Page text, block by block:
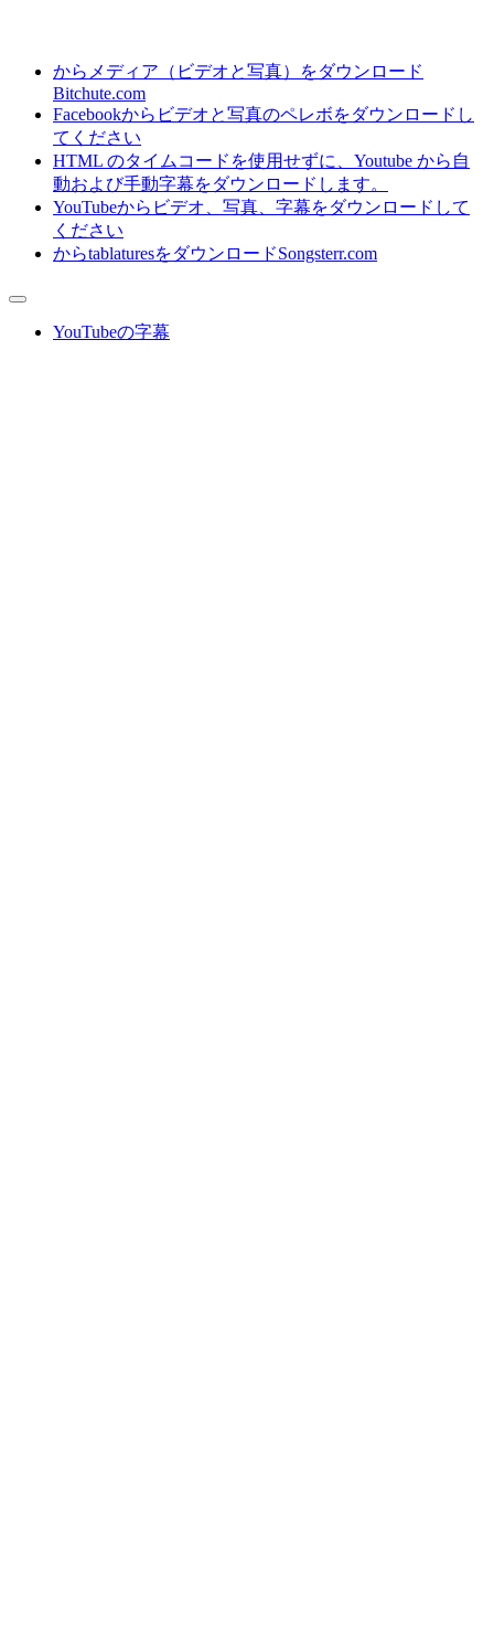
からメディア（ビデオと写真）をダウンロード
Bitchute.com
Facebookからビデオと写真のペレボをダウンロードし
てください
HTML のタイムコードを使用せずに、Youtube から自
動および手動字幕をダウンロードします。
YouTubeからビデオ、写真、字幕をダウンロードして
ください
からtablaturesをダウンロードSongsterr.com
YouTubeの字幕